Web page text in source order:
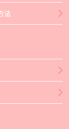
法